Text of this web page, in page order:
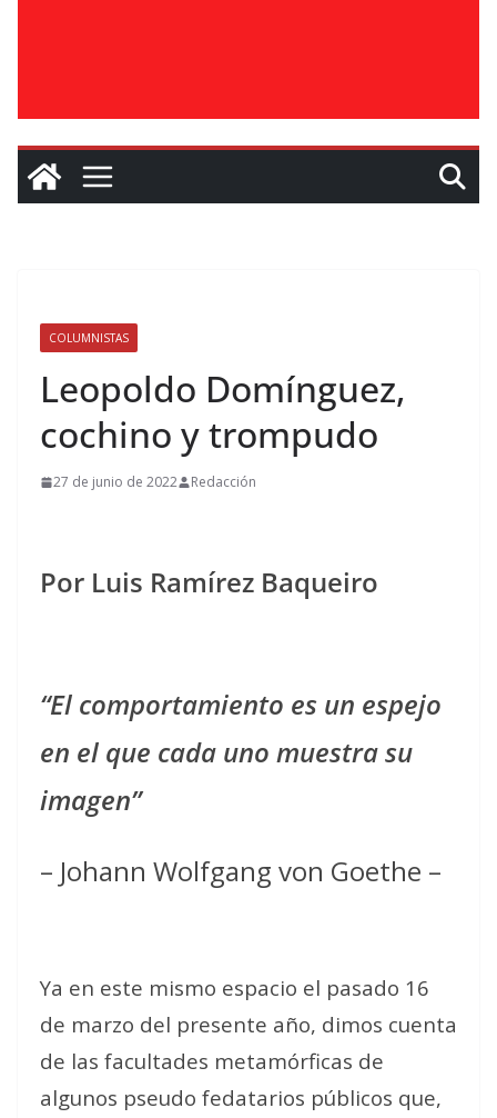
COLUMNISTAS
Leopoldo Domínguez,
cochino y trompudo
27 de junio de 2022 Redacción
Por Luis Ramírez Baqueiro
“El comportamiento es un espejo
en el que cada uno muestra su
imagen”
– Johann Wolfgang von Goethe –
Ya en este mismo espacio el pasado 16
de marzo del presente año, dimos cuenta
de las facultades metamórficas de
algunos pseudo fedatarios públicos que,